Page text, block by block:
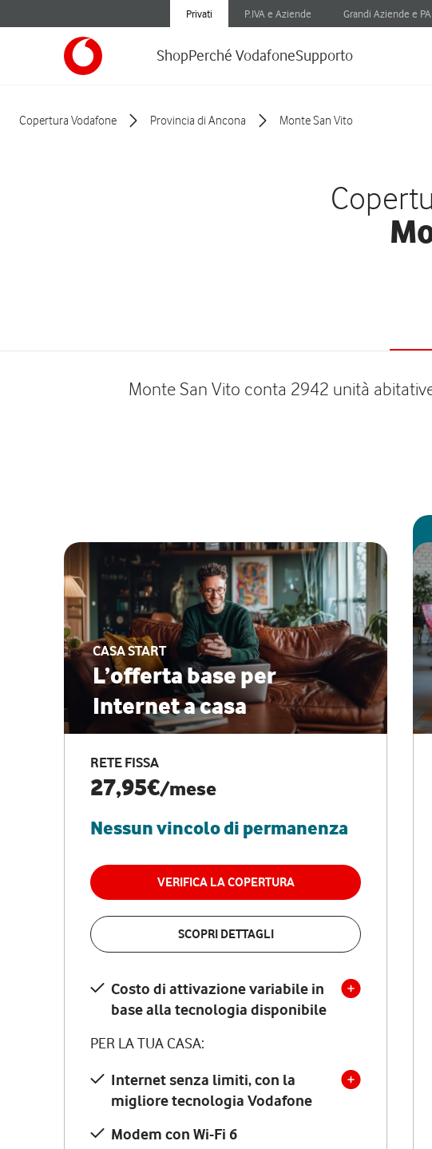
Privati P.IVA e Aziende Grandi Aziende e PA
ShopPerché VodafoneSupporto
Copertura Vodafone Provincia di Ancona Monte San Vito
Monte San Vito conta 2942 unità
CASA START
L’offerta base per
Internet a casa
RETE FISSA
27,95€/mese
Nessun vincolo di permanenza
VERIFICA LA COPERTURA
SCOPRI DETTAGLI
Costo di attivazione variabile in
base alla tecnologia disponibile
PER LA TUA CASA:
Internet senza limiti, con la
migliore tecnologia Vodafone
Modem con Wi-Fi 6